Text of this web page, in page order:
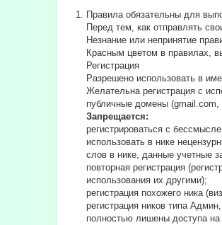
Правила обязательны для
Перед тем, как отправлять
Незнание или непринятие
Красным цветом в правилах,
Регистрация
Разрешено использовать в
Желательна регистрация с
публичные домены (gmail.com,
Запрещается:
регистрироваться с
использовать в нике
слов в нике, данные учетные
повторная регистрация
использования их другими);
регистрация похожего ника
регистрация ников типа
полностью лишены доступа